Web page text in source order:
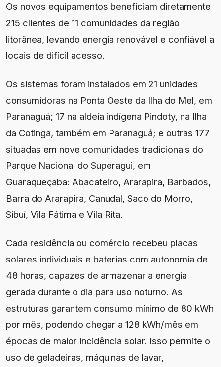
Os novos equipamentos beneficiam diretamente
215 clientes de 11 comunidades da região
litorânea, levando energia renovável e confiável a
locais de difícil acesso.
Os sistemas foram instalados em 21 unidades
consumidoras na Ponta Oeste da Ilha do Mel, em
Paranaguá; 17 na aldeia indígena Pindoty, na Ilha
da Cotinga, também em Paranaguá; e outras 177
situadas em nove comunidades tradicionais do
Parque Nacional do Superagui, em
Guaraqueçaba: Abacateiro, Ararapira, Barbados,
Barra do Ararapira, Canudal, Saco do Morro,
Sibuí, Vila Fátima e Vila Rita.
Cada residência ou comércio recebeu placas
solares individuais e baterias com autonomia de
48 horas, capazes de armazenar a energia
gerada durante o dia para uso noturno. As
estruturas garantem consumo mínimo de 80 kWh
por mês, podendo chegar a 128 kWh/mês em
épocas de maior incidência solar. Isso permite o
uso de geladeiras, máquinas de lavar,